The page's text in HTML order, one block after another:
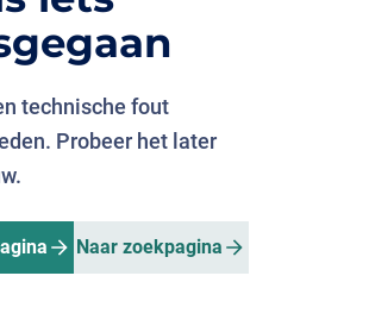
technische fout
Probeer het later
Naar zoekpagina